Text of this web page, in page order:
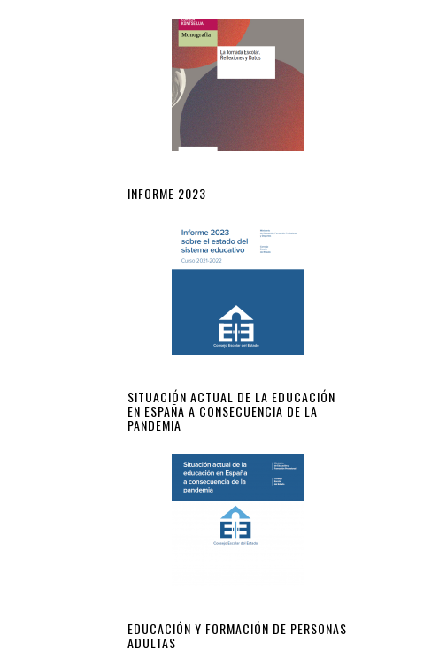
INFORME 2023
SITUACIÓN ACTUAL DE LA EDUCACIÓN
EN ESPAÑA A CONSECUENCIA DE LA
PANDEMIA
EDUCACIÓN Y FORMACIÓN DE PERSONAS
ADULTAS